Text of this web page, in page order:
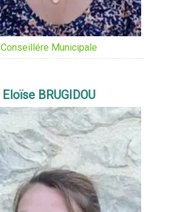
Conseillére Municipale
Eloïse BRUGIDOU